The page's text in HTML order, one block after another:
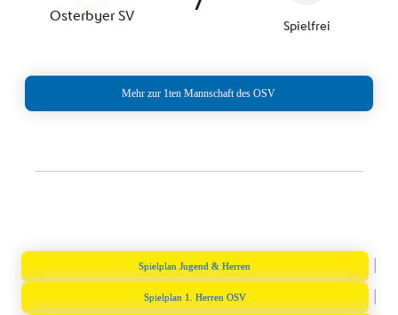
Mehr zur 1ten Mannschaft des OSV
Spielplan Jugend & Herren
Spielplan 1. Herren OSV